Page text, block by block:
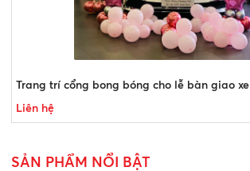
Trang trí cổng bong bóng cho lễ bàn giao xe
Liên hệ
SẢN PHẨM NỔI BẬT